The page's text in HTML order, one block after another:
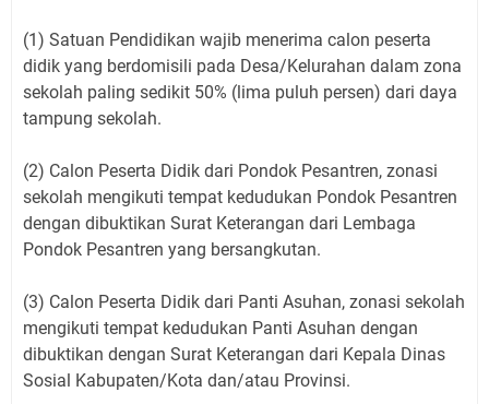
(1) Satuan Pendidikan wajib menerima calon peserta
didik yang berdomisili pada Desa/Kelurahan dalam zona
sekolah paling sedikit 50% (lima puluh persen) dari daya
tampung sekolah.
(2) Calon Peserta Didik dari Pondok Pesantren, zonasi
sekolah mengikuti tempat kedudukan Pondok Pesantren
dengan dibuktikan Surat Keterangan dari Lembaga
Pondok Pesantren yang bersangkutan.
(3) Calon Peserta Didik dari Panti Asuhan, zonasi sekolah
mengikuti tempat kedudukan Panti Asuhan dengan
dibuktikan dengan Surat Keterangan dari Kepala Dinas
Sosial Kabupaten/Kota dan/atau Provinsi.